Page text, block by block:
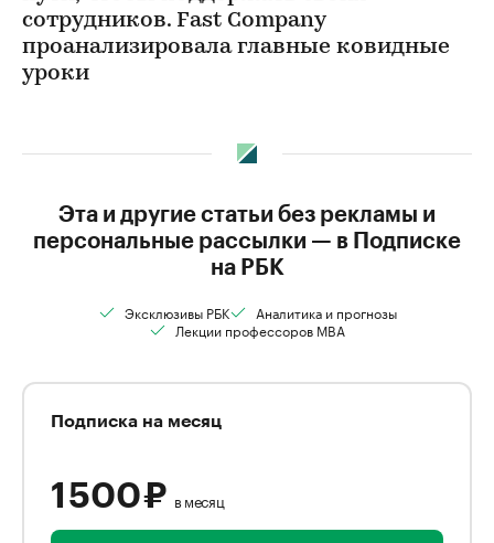
сотрудников. Fast Company
проанализировала главные ковидные
уроки
Эта и другие статьи без рекламы и
персональные рассылки — в Подписке
на РБК
Эксклюзивы РБК
Аналитика и прогнозы
Лекции профессоров MBA
Подписка на месяц
1 500 ₽ в месяц